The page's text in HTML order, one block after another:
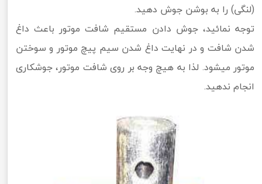
(لنگی) را به بوشن جوش دهید.
توجه نمائید، جوش دادن مستقیم شافت موتور باعث داغ
شدن شافت و در نهایت داغ شدن سیم پیچ موتور و سوختن
موتور میشود. لذا به هیچ وجه بر روی شافت موتور، جوشکاری
انجام ندهید.